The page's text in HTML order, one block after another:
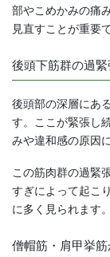
部やこめかみの痛
見直すことが重要で
後頭下筋群の過
後頭部の深層にあ
す。ここが緊張し
みや違和感の原因
この筋肉群の過緊
すぎによって起こ
に多く見られます。
僧帽筋・肩甲挙